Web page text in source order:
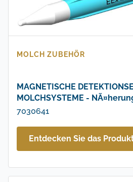
MOLCH ZUBEHÖR
MAGNETISCHE
MOLCHSYSTEME -
7030641
Entdecken Sie das